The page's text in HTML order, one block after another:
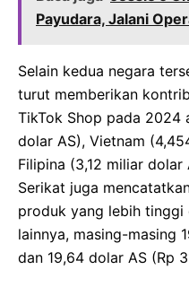
Payudara, Jalani
Selain kedua negara
turut memberikan
TikTok Shop pada 2024
dolar AS), Vietnam
Filipina (3,12 miliar dolar
Serikat juga
produk yang lebih tinggi
lainnya, masing-masing
dan 19,64 dolar AS (Rp